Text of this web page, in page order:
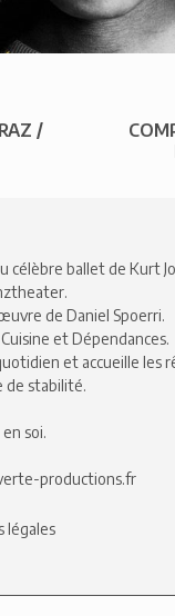
/
célèbre ballet de Kurt
de Daniel Spoerri.
et Dépendances.
et accueille les
de stabilité.
soi.
productions.fr
légales